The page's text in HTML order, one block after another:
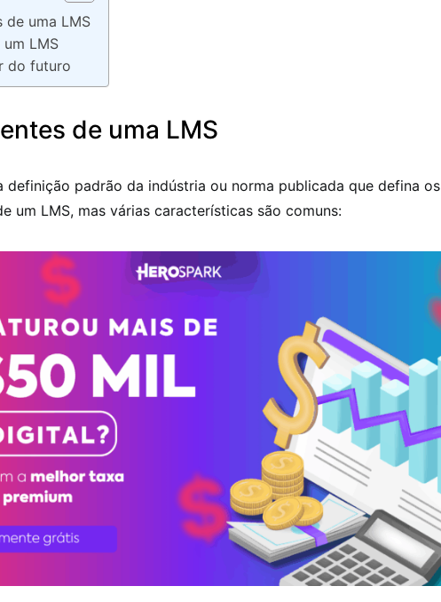
de uma LMS
LMS
do futuro
de uma LMS
definição padrão da indústria ou norma publicada que defina os
um LMS, mas várias características são comuns: